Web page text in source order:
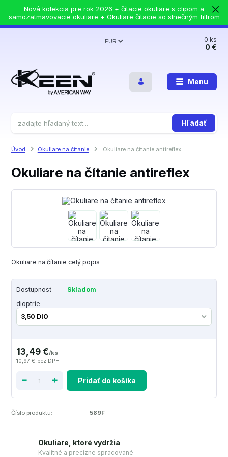
Nová kolekcia pre rok 2026 + čítacie okuliare s clipom a
samozatmavovacie okuliare + Okuliare čítacie so slnečným filtrom
Menu
EUR
Hľadať
0ks
0 €
Úvod Okuliare na čítanie Okuliare na čítanie antireflex
Okuliare na čítanie antireflex
Okuliare na čítanie celý popis
Dostupnosť
Skladom
dioptrie
13,49 €/ks
10,97 € bez DPH
Pridať do košíka
Číslo produktu: 589F
Okuliare, ktoré vydržia
Kvalitné a precízne spracované